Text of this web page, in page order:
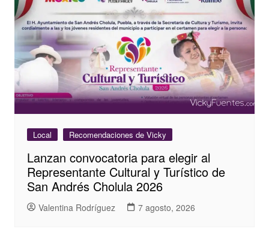
Local Recomendaciones de Vicky
Lanzan convocatoria para elegir al
Representante Cultural y Turístico de
San Andrés Cholula 2026
Valentina Rodríguez 7 agosto, 2026